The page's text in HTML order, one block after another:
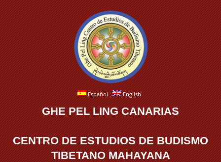
Español English
GHE PEL LING CANARIAS
CENTRO DE ESTUDIOS DE BUDISMO
TIBETANO MAHAYANA